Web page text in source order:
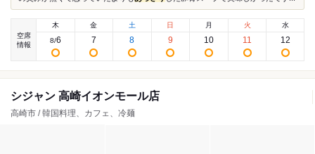
空席
情報
木
8/6
金
7
土
8
日
9
月
10
火
11
水
12
シジャン 高崎イオンモール店
高崎市 / 韓国料理、カフェ、冷麺